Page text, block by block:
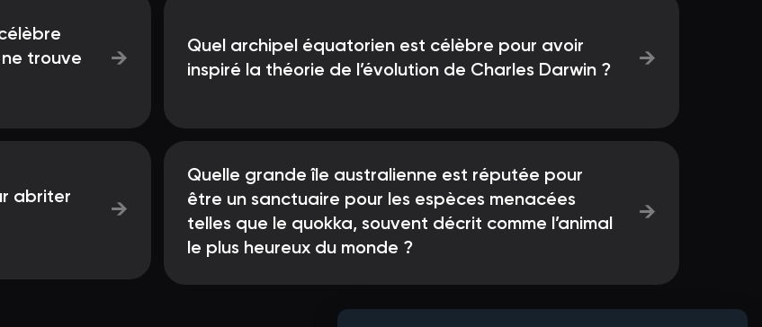
ne trouve
→
Quel archipel équatorien est célèbre pour avoir
inspiré la théorie de l’évolution de Charles Darwin ?
→
abriter
→
Quelle grande île australienne est réputée pour
être un sanctuaire pour les espèces menacées
telles que le quokka, souvent décrit comme l’animal
le plus heureux du monde ?
→